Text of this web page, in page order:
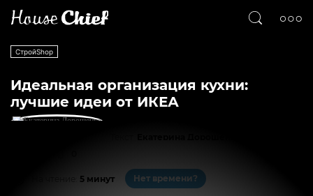
СтройShop
Идеальная организация кухни:
лучшие идеи от ИКЕА
5 минут Нет времени?